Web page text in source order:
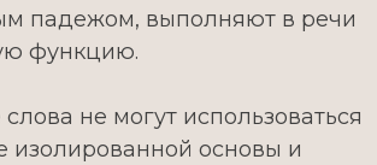
падежом, выполняют в речи
функцию.
не могут использоваться
изолированной основы и